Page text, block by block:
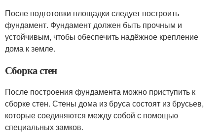
После подготовки площадки следует построить
фундамент. Фундамент должен быть прочным и
устойчивым, чтобы обеспечить надёжное крепление
дома к земле.
Сборка стен
После построения фундамента можно приступить к
сборке стен. Стены дома из бруса состоят из брусьев,
которые соединяются между собой с помощью
специальных замков.